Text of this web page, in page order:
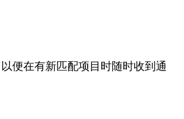
便在有新匹配项目时随时收到通